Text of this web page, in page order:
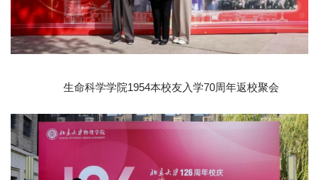
生命科学学院1954本校友入学70周年返校聚会